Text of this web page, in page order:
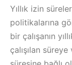
Yıllık izin
politikalarına
bir çalışanın
çalışılan